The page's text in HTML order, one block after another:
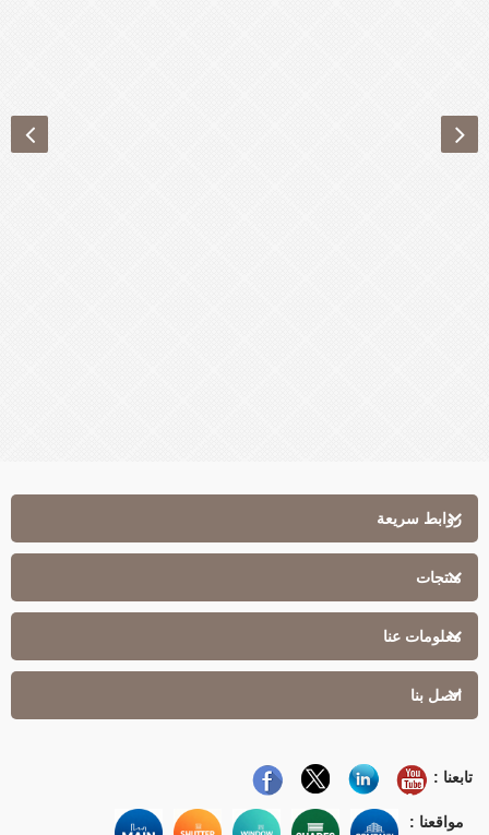
روابط سريعة
منتجات
معلومات عنا
اتصل بنا
تابعنا :
مواقعنا :